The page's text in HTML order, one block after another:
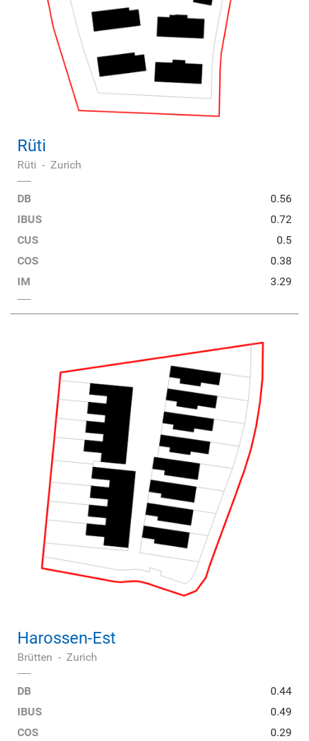
Rüti
Rüti - Zurich
DB
0.56
IBUS
0.72
CUS
0.5
COS
0.38
IM
3.29
Harossen-Est
Brütten - Zurich
DB
0.44
IBUS
0.49
COS
0.29